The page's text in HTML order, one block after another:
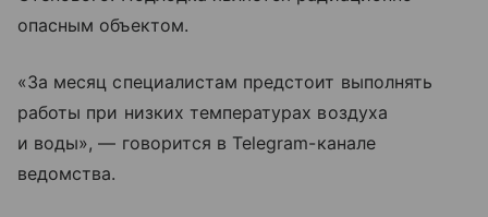
опасным объектом.
«За месяц специалистам предстоит выполнять
работы при низких температурах воздуха
и воды», — говорится в Telegram-канале
ведомства.